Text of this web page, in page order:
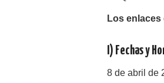
Los
I) Fechas y
8 de abril de